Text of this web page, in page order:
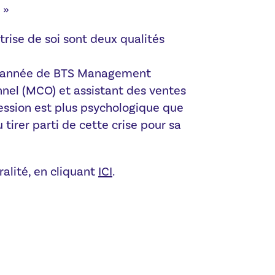
»
de soi sont deux qualités
de BTS Management
(MCO) et assistant des ventes
est plus psychologique que
tirer parti de cette crise pour sa
en cliquant ICI.